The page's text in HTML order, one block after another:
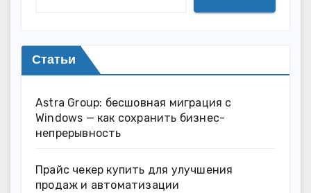
Статьи
Astra Group: бесшовная миграция с
Windows — как сохранить бизнес-
непрерывность
Прайс чекер купить для улучшения
продаж и автоматизации